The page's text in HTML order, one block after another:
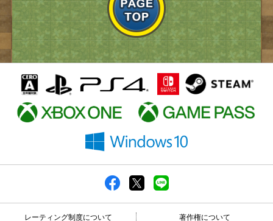
レーティング制度について 著作権について